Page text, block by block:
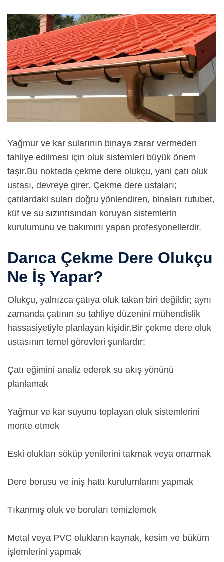
Yağmur ve kar sularının binaya zarar vermeden
tahliye edilmesi için oluk sistemleri büyük önem
taşır.Bu noktada çekme dere olukçu, yani çatı oluk
ustası, devreye girer. Çekme dere ustaları;
çatılardaki suları doğru yönlendiren, binaları rutubet,
küf ve su sızıntısından koruyan sistemlerin
kurulumunu ve bakımını yapan profesyonellerdir.
Darıca Çekme Dere Olukçu
Ne İş Yapar?
Olukçu, yalnızca çatıya oluk takan biri değildir; aynı
zamanda çatının su tahliye düzenini mühendislik
hassasiyetiyle planlayan kişidir.Bir çekme dere oluk
ustasının temel görevleri şunlardır:
Çatı eğimini analiz ederek su akış yönünü
planlamak
Yağmur ve kar suyunu toplayan oluk sistemlerini
monte etmek
Eski olukları söküp yenilerini takmak veya onarmak
Dere borusu ve iniş hattı kurulumlarını yapmak
Tıkanmış oluk ve boruları temizlemek
Metal veya PVC olukların kaynak, kesim ve büküm
işlemlerini yapmak